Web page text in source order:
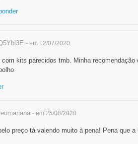
- em 12/07/2020
com kits parecidos tmb. Minha
- em 25/08/2020
preço tá valendo muito à pena! Pena que